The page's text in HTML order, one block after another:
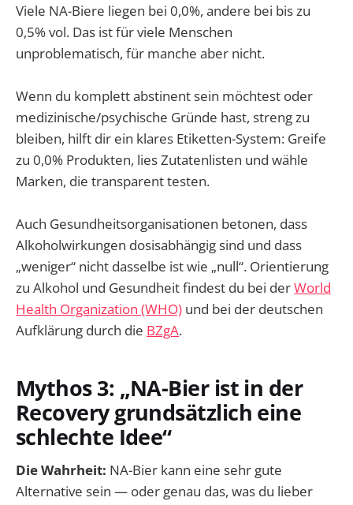
Viele NA-Biere liegen bei 0,0%, andere bei bis zu
0,5% vol. Das ist für viele Menschen
unproblematisch, für manche aber nicht.
Wenn du komplett abstinent sein möchtest oder
medizinische/psychische Gründe hast, streng zu
bleiben, hilft dir ein klares Etiketten-System: Greife
zu 0,0% Produkten, lies Zutatenlisten und wähle
Marken, die transparent testen.
Auch Gesundheitsorganisationen betonen, dass
Alkoholwirkungen dosisabhängig sind und dass
„weniger“ nicht dasselbe ist wie „null“. Orientierung
zu Alkohol und Gesundheit findest du bei derWorld
Health Organization (WHO) und bei der deutschen
Aufklärung durch die BZgA.
Mythos 3: „NA-Bier ist in der
Recovery grundsätzlich eine
schlechte Idee“
Die Wahrheit: NA-Bier kann eine sehr gute
Alternative sein — oder genau das, was du lieber